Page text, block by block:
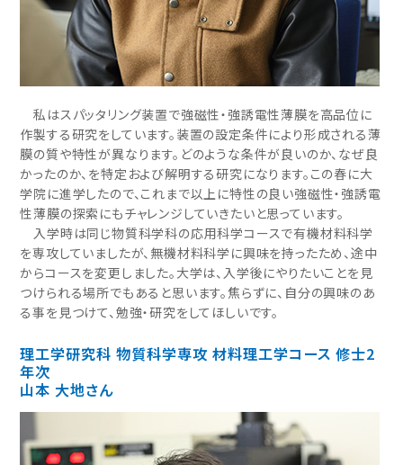
私はスパッタリング装置で強磁性・強誘電性薄膜を高品位に
作製する研究をしています。装置の設定条件により形成される薄
膜の質や特性が異なります。どのような条件が良いのか、なぜ良
かったのか、を特定および解明する研究になります。この春に大
学院に進学したので、これまで以上に特性の良い強磁性・強誘電
性薄膜の探索にもチャレンジしていきたいと思っています。
入学時は同じ物質科学科の応用科学コースで有機材料科学
を専攻していましたが、無機材料科学に興味を持ったため、途中
からコースを変更しました。大学は、入学後にやりたいことを見
つけられる場所でもあると思います。焦らずに、自分の興味のあ
る事を見つけて、勉強・研究をしてほしいです。
理工学研究科 物質科学専攻 材料理工学コース 修士2
年次
山本 大地さん